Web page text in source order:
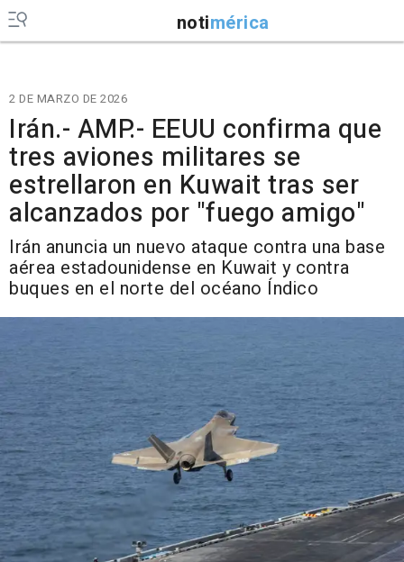
notimérica
2 DE MARZO DE 2026
Irán.- AMP.- EEUU confirma que
tres aviones militares se
estrellaron en Kuwait tras ser
alcanzados por "fuego amigo"
Irán anuncia un nuevo ataque contra una base
aérea estadounidense en Kuwait y contra
buques en el norte del océano Índico